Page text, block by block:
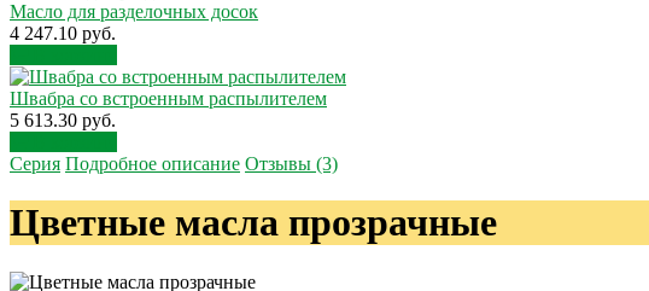
Масло для разделочных досок
4 247.10 руб.
Швабра со встроенным распылителем
5 613.30 руб.
Серия Подробное описание Отзывы (3)
Цветные масла прозрачные